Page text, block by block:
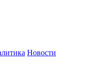
Новости